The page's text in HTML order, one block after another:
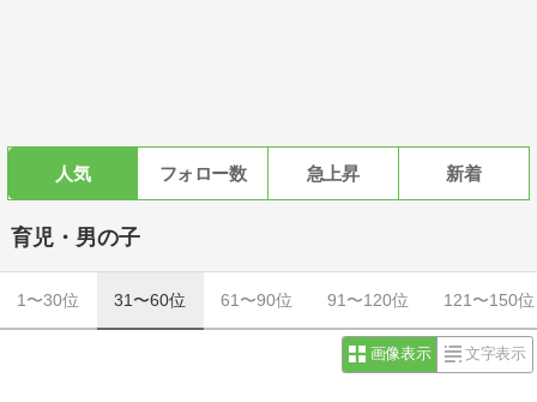
人気 フォロー数 急上昇 新着
育児・男の子
1〜30位 31〜60位 61〜90位 91〜120位 121〜150位
画像表示 文字表示